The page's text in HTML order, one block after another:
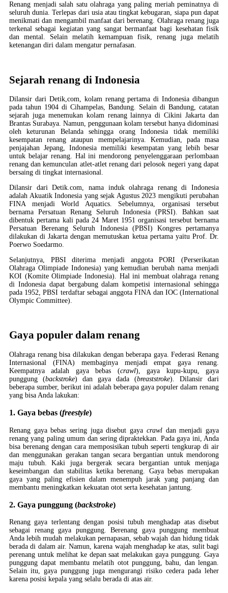
Renang menjadi salah satu olahraga yang paling meriah peminatnya di
seluruh dunia. Terlepas dari usia atau tingkat kebugaran, siapa pun dapat
menikmati dan mengambil manfaat dari berenang. Olahraga renang juga
terkenal sebagai kegiatan yang sangat bermanfaat bagi kesehatan fisik
dan mental. Selain melatih kemampuan fisik, renang juga melatih
ketenangan diri dalam mengatur pernafasan.
Sejarah renang di Indonesia
Dilansir dari Detik,com, kolam renang pertama di Indonesia dibangun
pada tahun 1904 di Cihampelas, Bandung. Selain di Bandung, catatan
sejarah juga menemukan kolam renang lainnya di Cikini Jakarta dan
Brantas Surabaya. Namun, penggunaan kolam tersebut hanya didominasi
oleh keturunan Belanda sehingga orang Indonesia tidak memiliki
kesempatan renang ataupun mempelajarinya. Kemudian, pada masa
penjajahan Jepang, Indonesia memiliki kesempatan yang lebih besar
untuk belajar renang. Hal ini mendorong penyelenggaraan perlombaan
renang dan kemunculan atlet-atlet renang dari pelosok negeri yang dapat
bersaing di tingkat internasional.
Dilansir dari Detik.com, nama induk olahraga renang di Indonesia
adalah Akuatik Indonesia yang sejak Agustus 2023 mengikuti perubahan
FINA menjadi World Aquatics. Sebelumnya, organisasi tersebut
bernama Persatuan Renang Seluruh Indonesia (PRSI). Bahkan saat
dibentuk pertama kali pada 24 Maret 1951 organisasi tersebut bernama
Persatuan Berenang Seluruh Indonesia (PBSI) Kongres pertamanya
dilakukan di Jakarta dengan memutuskan ketua pertama yaitu Prof. Dr.
Poerwo Soedarmo.
Selanjutnya, PBSI diterima menjadi anggota PORI (Perserikatan
Olahraga Olimpiade Indonesia) yang kemudian berubah nama menjadi
KOI (Komite Olimpiade Indonesia). Hal ini membuat olahraga renang
di Indonesia dapat bergabung dalam kompetisi internasional sehingga
pada 1952, PBSI terdaftar sebagai anggota FINA dan IOC (International
Olympic Committee).
Gaya populer dalam renang
Olahraga renang bisa dilakukan dengan beberapa gaya. Federasi Renang
Internasional (FINA) membaginya menjadi empat gaya renang.
Keempatnya adalah gaya bebas (crawl), gaya kupu-kupu, gaya
punggung (backstroke) dan gaya dada (breaststroke). Dilansir dari
beberapa sumber, berikut ini adalah beberapa gaya populer dalam renang
yang bisa Anda lakukan:
1. Gaya bebas (freestyle)
Renang gaya bebas sering juga disebut gaya crawldan menjadi gaya
renang yang paling umum dan sering dipraktekkan. Pada gaya ini, Anda
bisa berenang dengan cara memposisikan tubuh seperti tengkurap di air
dan menggunakan gerakan tangan secara bergantian untuk mendorong
maju tubuh. Kaki juga bergerak secara bergantian untuk menjaga
keseimbangan dan stabilitas ketika berenang. Gaya bebas merupakan
gaya yang paling efisien dalam menempuh jarak yang panjang dan
membantu meningkatkan kekuatan otot serta kesehatan jantung.
2. Gaya punggung (backstroke)
Renang gaya terlentang dengan posisi tubuh menghadap atas disebut
sebagai renang gaya punggung. Berenang gaya punggung membuat
Anda lebih mudah melakukan pernapasan, sebab wajah dan hidung tidak
berada di dalam air. Namun, karena wajah menghadap ke atas, sulit bagi
perenang untuk melihat ke depan saat melakukan gaya punggung. Gaya
punggung dapat membantu melatih otot punggung, bahu, dan lengan.
Selain itu, gaya punggung juga mengurangi risiko cedera pada leher
karena posisi kepala yang selalu berada di atas air.